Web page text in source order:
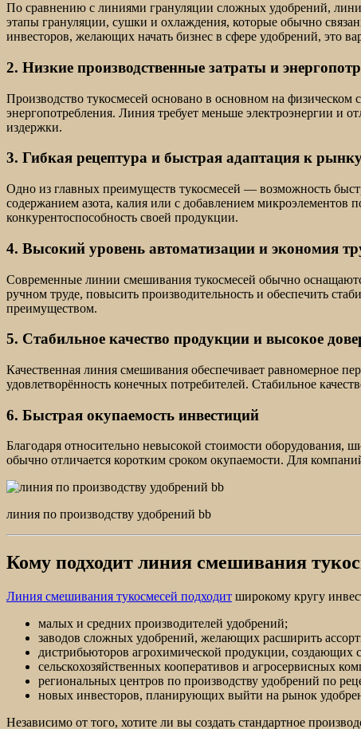
По сравнению с линиями грануляции сложных удобрений,
этапы грануляции, сушки и охлаждения, которые обычно
инвесторов, желающих начать бизнес в сфере удобрений, это
2. Низкие производственные затраты и
Производство тукосмесей основано в основном на
энергопотребления. Линия требует меньше электроэнергии и
издержки.
3. Гибкая рецептура и быстрая адаптация к
Одно из главных преимуществ тукосмесей — возможность
содержанием азота, калия или с добавлением микроэлементов
конкурентоспособность своей продукции.
4. Высокий уровень автоматизации и экономия
Современные линии смешивания тукосмесей обычно
ручном труде, повысить производительность и обеспечить
преимуществом.
5. Стабильное качество продукции и высокое
Качественная линия смешивания обеспечивает равномерное
удовлетворённость конечных потребителей. Стабильное
6. Быстрая окупаемость инвестиций
Благодаря относительно невысокой стоимости оборудования,
обычно отличается коротким сроком окупаемости. Для
линия по производству удобрений bb
Кому подходит линия смешивания
Линия смешивания тукосмесей подходит широкому кругу
малых и средних производителей удобрений;
заводов сложных удобрений, желающих расширить
дистрибьюторов агрохимической продукции, создающих
сельскохозяйственных кооперативов и агросервисных
региональных центров по производству удобрений по
новых инвесторов, планирующих выйти на рынок
Независимо от того, хотите ли вы создать стандартное